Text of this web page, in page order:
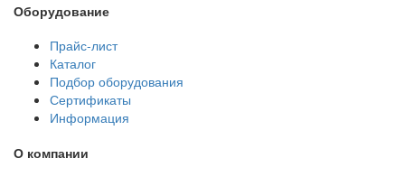
Оборудование
Прайс-лист
Каталог
Подбор оборудования
Сертификаты
Информация
О компании